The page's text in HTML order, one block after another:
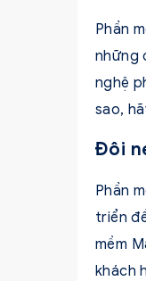
Phần
những
nghệ
sao,
Đôi
Phần
triển
mềm
khách